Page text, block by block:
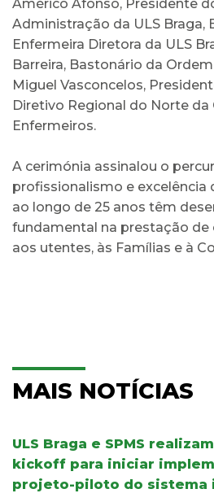
Américo Afonso, Presidente
Administração da ULS Braga,
Enfermeira Diretora da ULS
Barreira, Bastonário da
Miguel Vasconcelos,
Diretivo Regional do Norte da
Enfermeiros.
A cerimónia assinalou o
profissionalismo e excelência
ao longo de 25 anos têm
fundamental na prestação de
aos utentes, às Famílias e à
MAIS NOTÍCIAS
ULS Braga e SPMS
kickoff para iniciar
projeto-piloto do sistema